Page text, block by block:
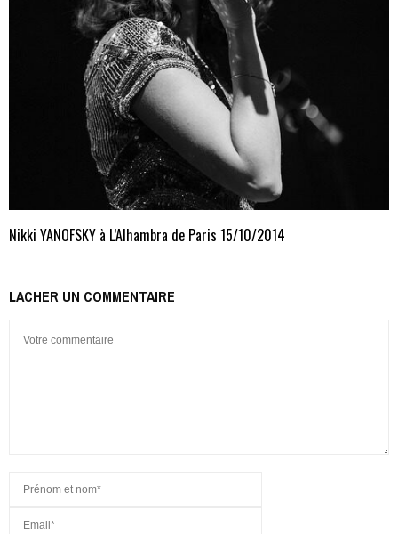
Nikki YANOFSKY à L’Alhambra de Paris 15/10/2014
LACHER UN COMMENTAIRE